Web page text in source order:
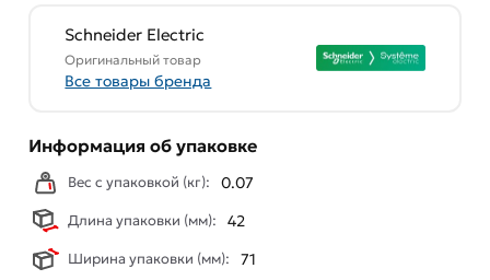
Schneider Electric
Оригинальный товар
Все товары бренда
Информация об упаковке
Вес с упаковкой (кг): 0.07
Длина упаковки (мм): 42
Ширина упаковки (мм): 71